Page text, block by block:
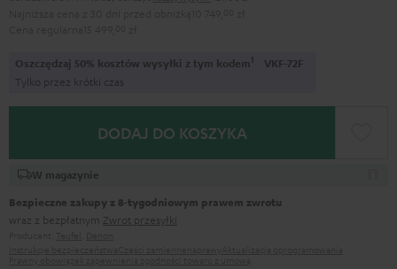
Oszczędzaj 50% kosztów wysyłki z tym kodem1 VKF-72F
Tylko przez krótki czas
DODAJ DO KOSZYKA
W magazynie
Bezpieczne zakupy z 8‑tygodniowym prawem zwrotu
wraz z bezpłatnym Zwrot przesyłki